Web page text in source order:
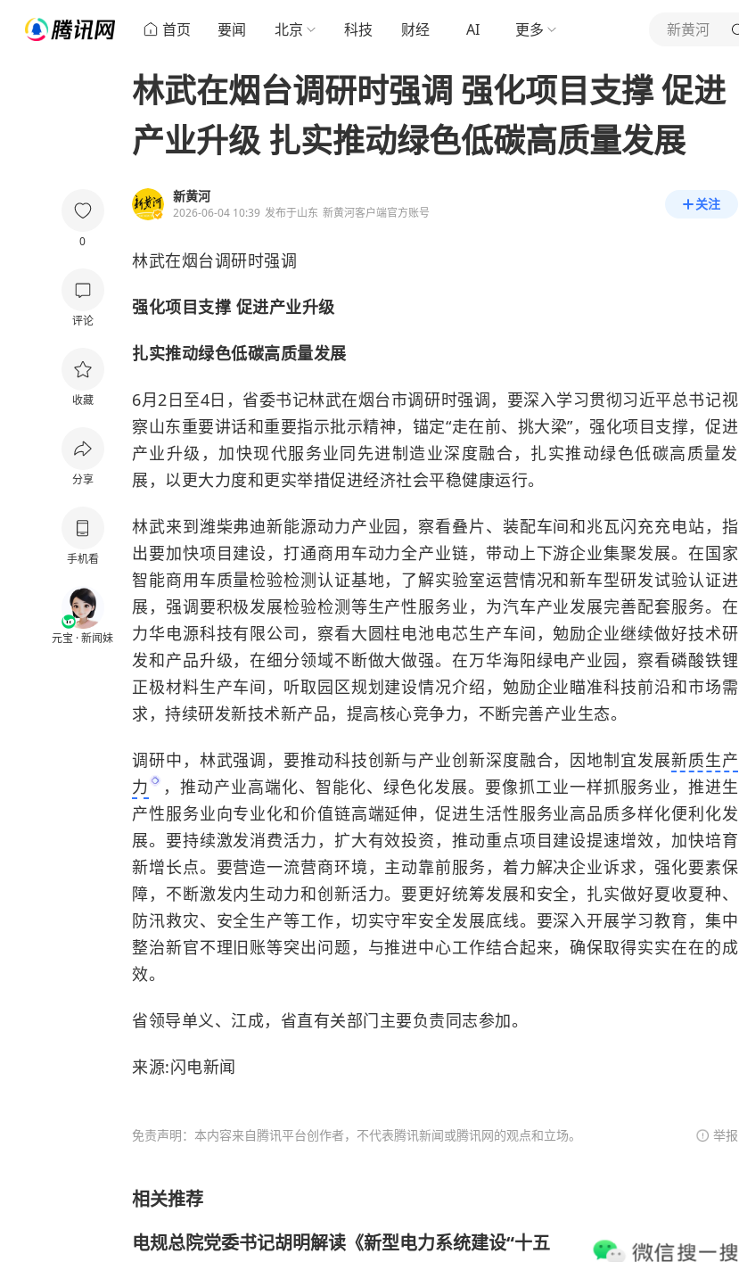
首页 要闻 北京 科技 财经 AI 更多 新黄河
0
评论
收藏
分享
手机看
元宝 · 新闻妹
林武在烟台调研时强调 强化项目支撑 促进
产业升级 扎实推动绿色低碳高质量发展
新黄河
2026-06-04 10:39 发布于山东 新黄河客户端官方账号
关注
林武在烟台调研时强调
强化项目支撑 促进产业升级
扎实推动绿色低碳高质量发展
6月2日至4日，省委书记林武在烟台市调研时强调，要深入学习贯彻习近平总书记视
察山东重要讲话和重要指示批示精神，锚定“走在前、挑大梁”，强化项目支撑，促进
产业升级，加快现代服务业同先进制造业深度融合，扎实推动绿色低碳高质量发
展，以更大力度和更实举措促进经济社会平稳健康运行。
林武来到潍柴弗迪新能源动力产业园，察看叠片、装配车间和兆瓦闪充充电站，指
出要加快项目建设，打通商用车动力全产业链，带动上下游企业集聚发展。在国家
智能商用车质量检验检测认证基地，了解实验室运营情况和新车型研发试验认证进
展，强调要积极发展检验检测等生产性服务业，为汽车产业发展完善配套服务。在
力华电源科技有限公司，察看大圆柱电池电芯生产车间，勉励企业继续做好技术研
发和产品升级，在细分领域不断做大做强。在万华海阳绿电产业园，察看磷酸铁锂
正极材料生产车间，听取园区规划建设情况介绍，勉励企业瞄准科技前沿和市场需
求，持续研发新技术新产品，提高核心竞争力，不断完善产业生态。
调研中，林武强调，要推动科技创新与产业创新深度融合，因地制宜发展新质生产
力
，推动产业高端化、智能化、绿色化发展。要像抓工业一样抓服务业，推进生
产性服务业向专业化和价值链高端延伸，促进生活性服务业高品质多样化便利化发
展。要持续激发消费活力，扩大有效投资，推动重点项目建设提速增效，加快培育
新增长点。要营造一流营商环境，主动靠前服务，着力解决企业诉求，强化要素保
障，不断激发内生动力和创新活力。要更好统筹发展和安全，扎实做好夏收夏种、
防汛救灾、安全生产等工作，切实守牢安全发展底线。要深入开展学习教育，集中
整治新官不理旧账等突出问题，与推进中心工作结合起来，确保取得实实在在的成
效。
省领导单义、江成，省直有关部门主要负责同志参加。
来源:闪电新闻
免责声明：本内容来自腾讯平台创作者，不代表腾讯新闻或腾讯网的观点和立场。 举报
相关推荐
电规总院党委书记胡明解读《新型电力系统建设“十五